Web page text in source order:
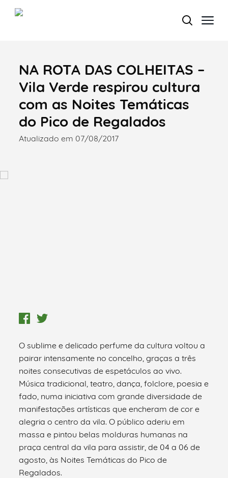
Termo de Pesquisa
Categorias gerais
NA ROTA DAS COLHEITAS –
Vila Verde respirou cultura
com as Noites Temáticas
do Pico de Regalados
Atualizado em 07/08/2017
O sublime e delicado perfume da cultura voltou a
pairar intensamente no concelho, graças a três
noites consecutivas de espetáculos ao vivo.
Música tradicional, teatro, dança, folclore, poesia e
fado, numa iniciativa com grande diversidade de
manifestações artísticas que encheram de cor e
alegria o centro da vila. O público aderiu em
massa e pintou belas molduras humanas na
praça central da vila para assistir, de 04 a 06 de
agosto, às Noites Temáticas do Pico de
Regalados.